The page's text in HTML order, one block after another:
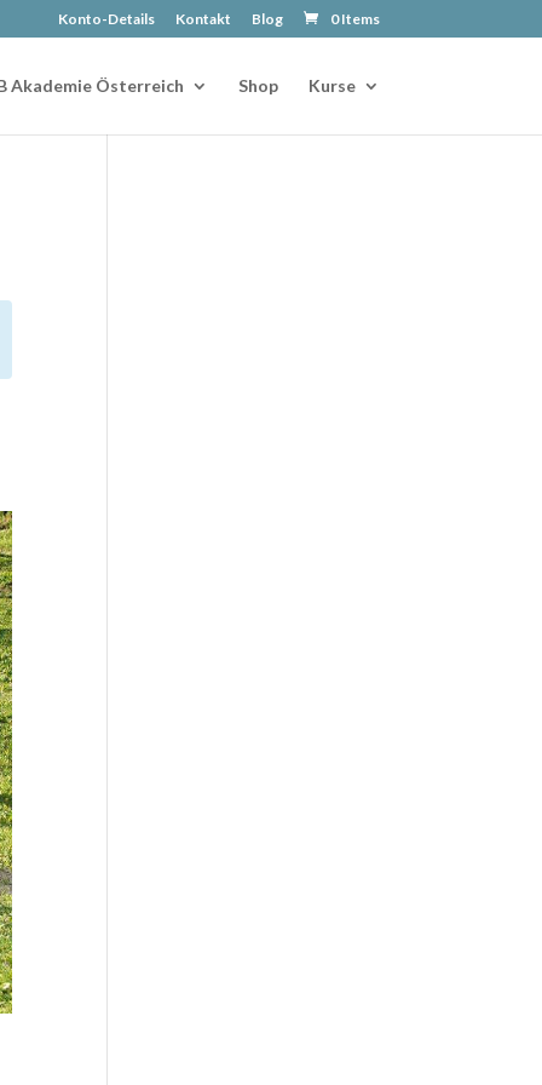
Konto-Details Kontakt Blog 0 Items
Akademie Österreich Shop Kurse